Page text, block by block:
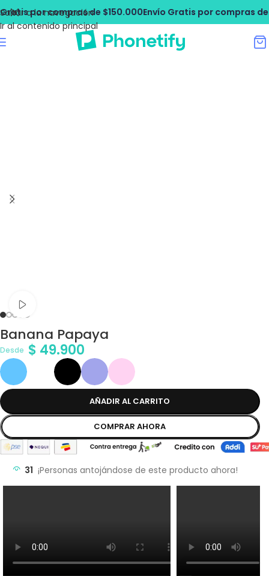
Saltar a la navegación
Ir al contenido principal
por compras de $150.000Envío Gratis por compras de
Banana Papaya
Desde $ 49.900
AÑADIR AL CARRITO
COMPRAR AHORA
31 ¡Personas antojándose de este producto ahora!